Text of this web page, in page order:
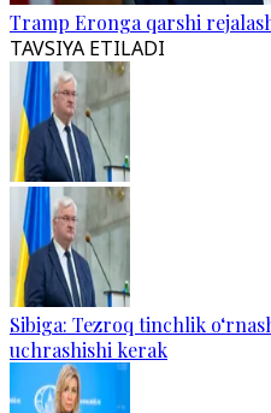
Tramp Eronga qarshi
TAVSIYA ETILADI
Sibiga: Tezroq tinchlik
uchrashishi kerak